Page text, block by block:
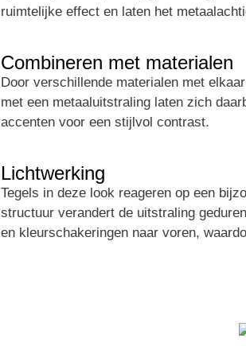
ruimtelijke effect en laten het
Combineren met materialen
Door verschillende materialen met
met een metaaluitstraling laten zich
accenten voor een stijlvol contrast.
Lichtwerking
Tegels in deze look reageren op een
structuur verandert de uitstraling
en kleurschakeringen naar voren,